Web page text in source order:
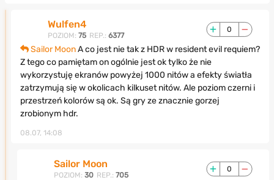
Wulfen4
POZIOM: 75 REP.: 6377
0
Sailor MoonA co jest nie tak z HDR w resident evil requiem?
Z tego co pamiętam on ogólnie jest ok tylko że nie
wykorzystuję ekranów powyżej 1000 nitów a efekty światła
zatrzymują się w okolicach kilkuset nitów. Ale poziom czerni i
przestrzeń kolorów są ok. Są gry ze znacznie gorzej
zrobionym hdr.
08.07, 14:08
Sailor Moon
POZIOM: 30 REP.: 705
0